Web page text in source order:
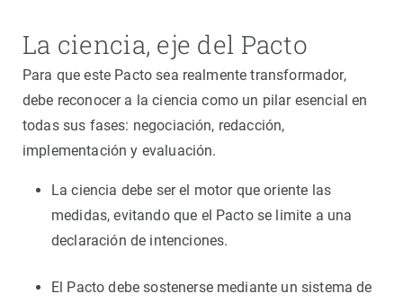
La ciencia, eje del Pacto
Para que este Pacto sea realmente transformador,
debe reconocer a la ciencia como un pilar esencial en
todas sus fases: negociación, redacción,
implementación y evaluación.
La ciencia debe ser el motor que oriente las
medidas, evitando que el Pacto se limite a una
declaración de intenciones.
El Pacto debe sostenerse mediante un sistema de